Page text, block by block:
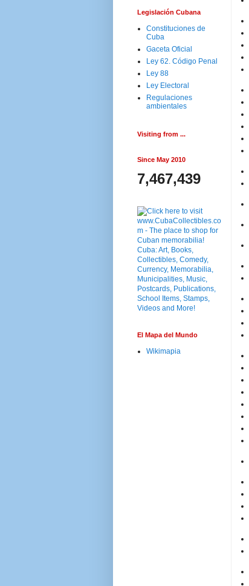
Legislación Cubana
Constituciones de
Cuba
Gaceta Oficial
Ley 62. Código Penal
Ley 88
Ley Electoral
Regulaciones
ambientales
Visiting from ...
Since May 2010
7,467,439
El Mapa del Mundo
Wikimapia